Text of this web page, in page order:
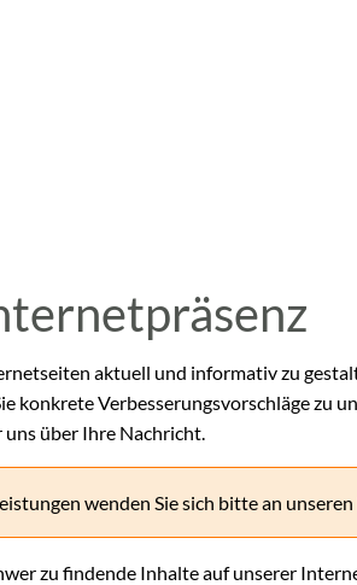
aktuell und informativ zu
konkrete Verbesserungsvorschläge zu
uns über Ihre Nachricht.
wenden Sie sich bitte an unseren
zu findende Inhalte auf unserer